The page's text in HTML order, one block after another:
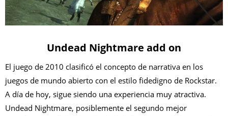
Undead Nightmare add on
El juego de 2010 clasificó el concepto de narrativa en los
juegos de mundo abierto con el estilo fidedigno de Rockstar.
A día de hoy, sigue siendo una experiencia muy atractiva.
Undead Nightmare, posiblemente el segundo mejor